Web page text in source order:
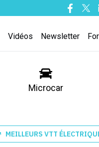
Facebook
Vidéos Newsletter
Microcar
MEILLEURS VTT